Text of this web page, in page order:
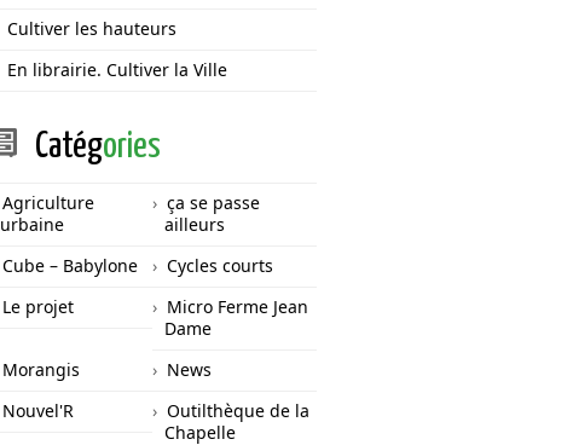
Cultiver les hauteurs
En librairie. Cultiver la Ville
Catégories
Agriculture
urbaine
ça se passe
ailleurs
Cube – Babylone
Cycles courts
Le projet
Micro Ferme Jean
Dame
Morangis
News
Nouvel'R
Outilthèque de la
Chapelle